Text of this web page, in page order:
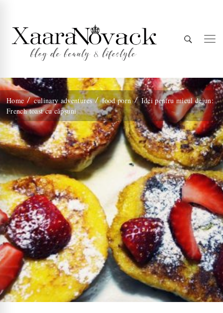
Xaara
Novack
Home culinary adventures food porn
Idei pentru micul dejun:
French toast cu căpșuni